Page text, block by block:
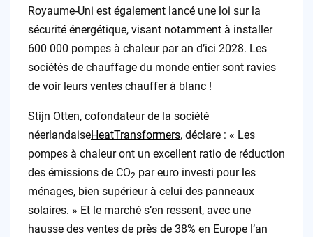
Royaume-Uni est également lancé une loi sur la
sécurité énergétique, visant notamment à installer
600 000 pompes à chaleur par an d’ici 2028. Les
sociétés de chauffage du monde entier sont ravies
de voir leurs ventes chauffer à blanc !
Stijn Otten, cofondateur de la société
néerlandaiseHeatTransformers, déclare : « Les
pompes à chaleur ont un excellent ratio de réduction
des émissions de CO2 par euro investi pour les
ménages, bien supérieur à celui des panneaux
solaires. » Et le marché s’en ressent, avec une
hausse des ventes de près de 38% en Europe l’an